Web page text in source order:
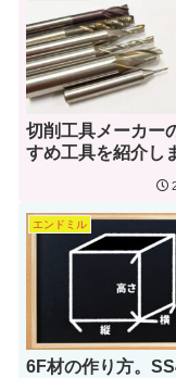
切削工具メーカー
すめ工具を紹介し
エンドミル
6F材の作り方。